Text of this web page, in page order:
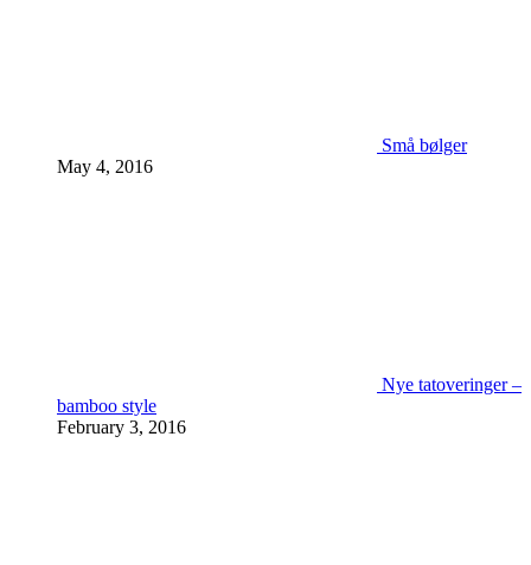
Små bølger
May 4, 2016
Nye tatoveringer –
bamboo style
February 3, 2016